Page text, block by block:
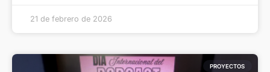
21 de febrero de 2026
PROYECTOS